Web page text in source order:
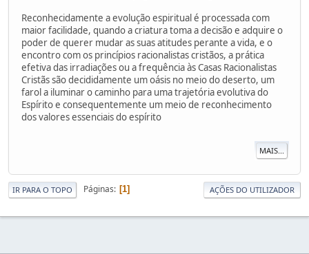
Reconhecidamente a evolução espiritual é processada com
maior facilidade, quando a criatura toma a decisão e adquire o
poder de querer mudar as suas atitudes perante a vida, e o
encontro com os princípios racionalistas cristãos, a prática
efetiva das irradiações ou a frequência às Casas Racionalistas
Cristãs são decididamente um oásis no meio do deserto, um
farol a iluminar o caminho para uma trajetória evolutiva do
Espírito e consequentemente um meio de reconhecimento
dos valores essenciais do espírito
MAIS...
IR PARA O TOPO Páginas 1 AÇÕES DO UTILIZADOR